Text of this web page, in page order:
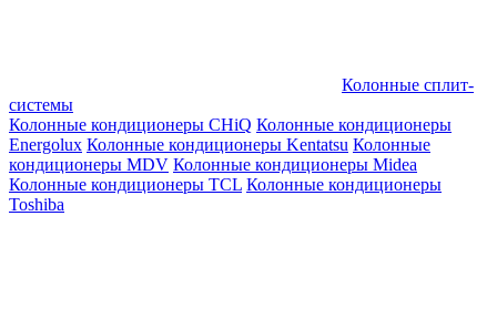
Колонные сплит-
системы
Колонные кондиционеры CHiQ Колонные кондиционеры
Energolux Колонные кондиционеры Kentatsu Колонные
кондиционеры MDV Колонные кондиционеры Midea
Колонные кондиционеры TCL Колонные кондиционеры
Toshiba